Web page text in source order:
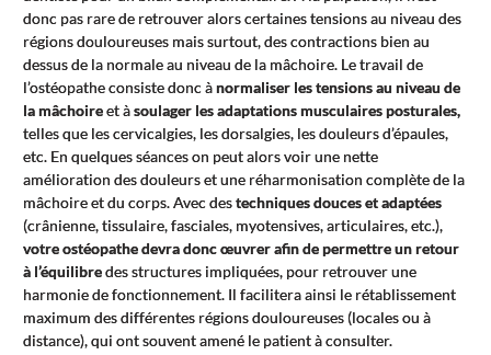
donc pas rare de retrouver alors certaines tensions au niveau des
régions douloureuses mais surtout, des contractions bien au
dessus de la normale au niveau de la mâchoire. Le travail de
l’ostéopathe consiste donc ànormaliser les tensions au niveau de
la mâchoireet àsoulager les adaptations musculaires posturales,
telles que les cervicalgies, les dorsalgies, les douleurs d’épaules,
etc. En quelques séances on peut alors voir une nette
amélioration des douleurs et une réharmonisation complète de la
mâchoire et du corps. Avec destechniques douces et adaptées
(crânienne, tissulaire, fasciales, myotensives, articulaires, etc.),
votre ostéopathe devra donc œuvrer afin de permettre un retour
à l’équilibredes structures impliquées, pour retrouver une
harmonie de fonctionnement. Il facilitera ainsi le rétablissement
maximum des différentes régions douloureuses (locales ou à
distance), qui ont souvent amené le patient à consulter.